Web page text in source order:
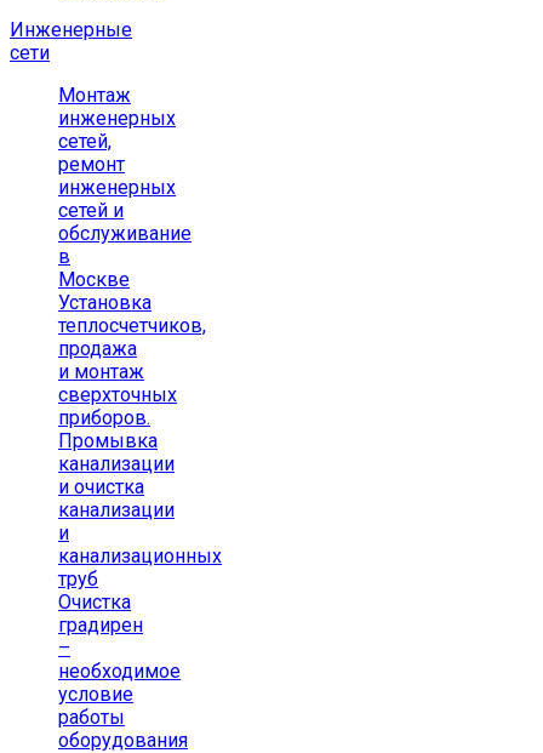
Инженерные
сети
Монтаж
инженерных
сетей,
ремонт
инженерных
сетей и
обслуживание
в
Москве
Установка
теплосчетчиков,
продажа
и монтаж
сверхточных
приборов.
Промывка
канализации
и очистка
канализации
и
канализационных
труб
Очистка
градирен
–
необходимое
условие
работы
оборудования